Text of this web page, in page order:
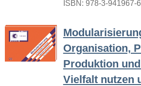
ISBN: 978-3-941967-
Organisation,
Produktion
Vielfalt nutzen